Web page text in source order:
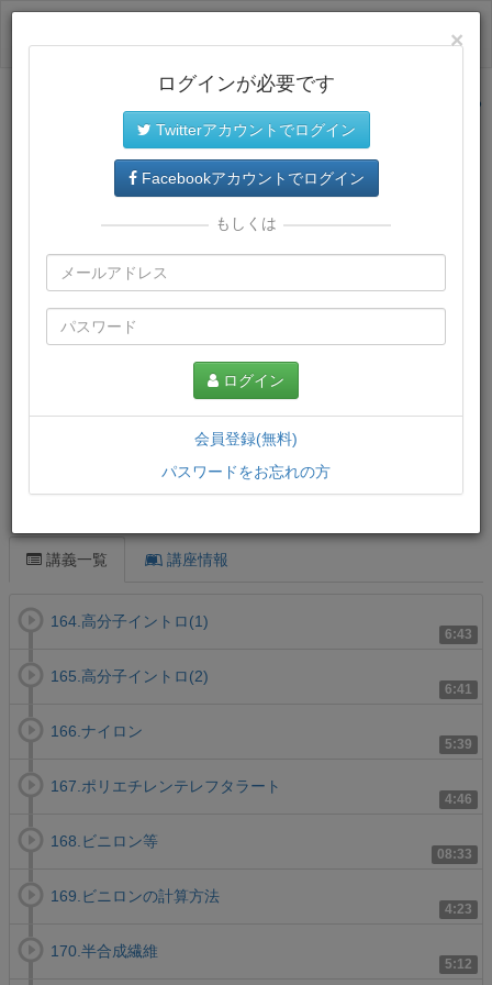
サイトトップに戻る
プレミアム会員では、教材がダウンロードでき、快適な動画
再生環境が提供されます。
講義一覧 講座情報
6:43
164.高分子イントロ(1)
6:41
165.高分子イントロ(2)
5:39
166.ナイロン
4:46
167.ポリエチレンテレフタラート
08:33
168.ビニロン等
4:23
169.ビニロンの計算方法
5:12
170.半合成繊維
×
ログインが必要です
Twitterアカウントでログイン
Facebookアカウントでログイン
もしくは
ログイン
会員登録(無料)
パスワードをお忘れの方